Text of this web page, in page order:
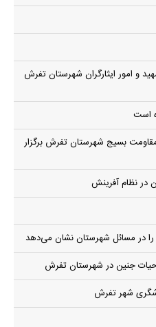
و امور ایثارگران شهرستان تفرش
است
مقاومت بسیج شهرستان تفرش برگزار
در نظام آفرینش
در مسائل شهرستان نشان می‌دهد
حیات جنین در شهرستان تفرش
شهر تفرش